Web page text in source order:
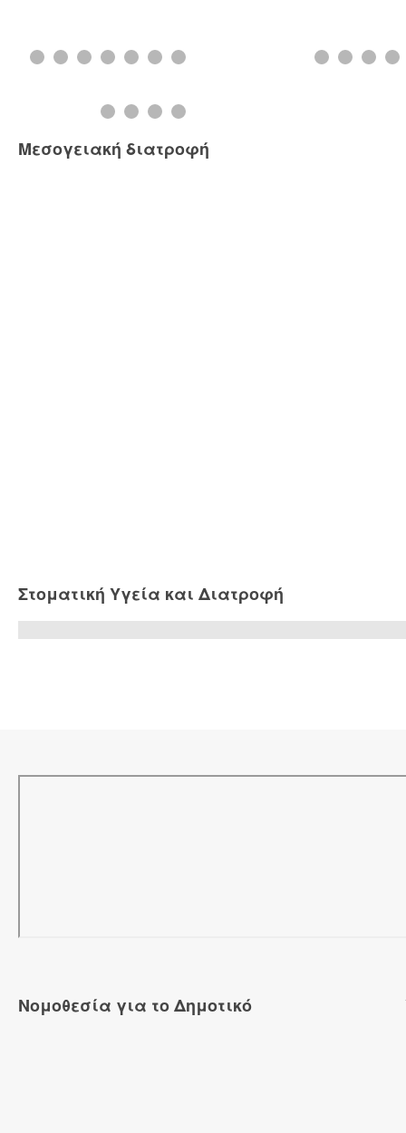
Μεσογειακή διατροφή
Στοματική Υγεία και Διατροφή
Νομοθεσία για το Δημοτικό